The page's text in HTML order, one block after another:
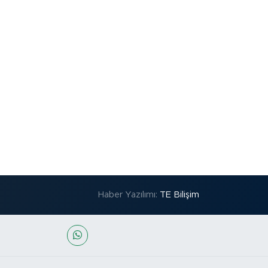
Haber Yazılımı: TE Bilişim